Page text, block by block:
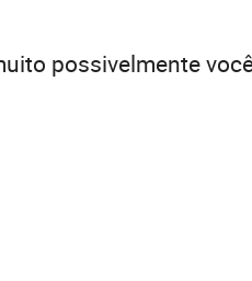
possivelmente